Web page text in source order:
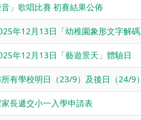
音」歌唱比賽 初賽結果公佈
年12月13日「幼稚園象形文字解碼
年12月13日「藝遊景天」體驗日
有學校明日（23/9）及後日（24/9
長遞交小一入學申請表